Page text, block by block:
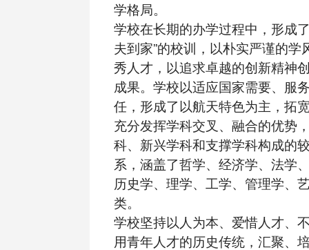
学格局。
学校在长期的办学过程中，形成
夫到家”的校训，以朴实严谨的学
秀人才，以追求卓越的创新精神
成果。学校以适应国家需要、服
任，形成了以航天特色为主，拓
充分发挥学科交叉、融合的优势
科、新兴学科和支撑学科构成的
系，涵盖了哲学、经济学、法学
历史学、理学、工学、管理学、
类。
学校坚持以人为本、爱惜人才、
用青年人才的历史传统，汇聚、